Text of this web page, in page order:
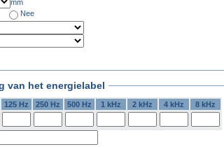
mm
Nee
van het energielabel
125 Hz 250 Hz 500 Hz 1 kHz 2 kHz 4 kHz 8 kHz